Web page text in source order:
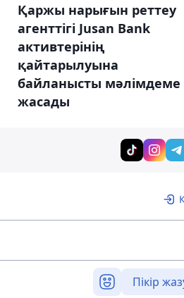
Қаржы нарығын реттеу
агенттігі Jusan Bank
активтерінің
қайтарылуына
байланысты мәлімдеме
жасады
Пікір